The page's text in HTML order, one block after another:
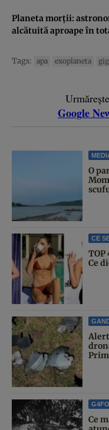
Planeta morţii:
alcătuită aproape în
Tags: apa exoplaneta
Google
O
CE
TOP
Ce
Ce